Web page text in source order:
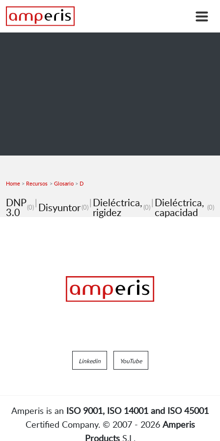
Home Recursos Glosario D
DNP
3.0 (0) Disyuntor(0) Dieléctrica,
rigidez (0) Dieléctrica,
capacidad (0)
Linkedin YouTube
Amperis is an ISO 9001, ISO 14001 and ISO 45001
Certified Company. © 2007 - 2026 Amperis
ProductsS.L.